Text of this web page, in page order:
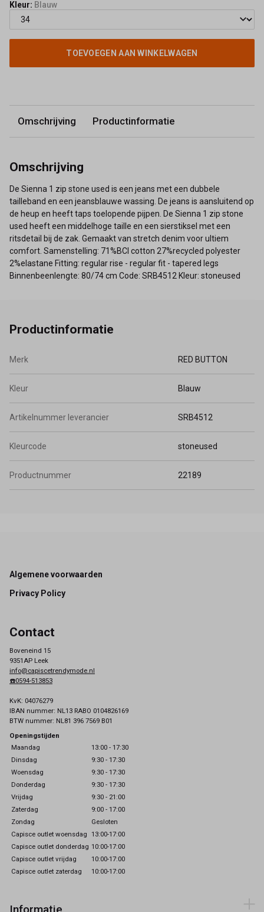
Kleur: Blauw
TOEVOEGEN AAN WINKELWAGEN
Omschrijving Productinformatie
Omschrijving
De Sienna 1 zip stone used is een jeans met een dubbele
tailleband en een jeansblauwe wassing. De jeans is aansluitend op
de heup en heeft taps toelopende pijpen. De Sienna 1 zip stone
used heeft een middelhoge taille en een sierstiksel met een
ritsdetail bij de zak. Gemaakt van stretch denim voor ultiem
comfort. Samenstelling: 71%BCI cotton 27%recycled polyester
2%elastane Fitting: regular rise - regular fit - tapered legs
Binnenbeenlengte: 80/74 cm Code: SRB4512 Kleur: stoneused
Productinformatie
Merk RED BUTTON
Kleur Blauw
Artikelnummer leverancier SRB4512
Kleurcode stoneused
Productnummer 22189
Footer
Algemene voorwaarden
Privacy Policy
Contact
Boveneind 15
9351AP Leek
info@capiscetrendymode.nl
☎️0594-513853
KvK: 04076279
IBAN nummer: NL13 RABO 0104826169
BTW nummer: NL81 396 7569 B01
Openingstijden
Maandag
13:00 - 17:30
Dinsdag
9:30 - 17:30
Woensdag
9:30 - 17:30
Donderdag
9:30 - 17:30
Vrijdag
9:30 - 21:00
Zaterdag
9:00 - 17:00
Zondag
Gesloten
Capisce outlet woensdag 13:00-17:00
Capisce outlet donderdag 10:00-17:00
Capisce outlet vrijdag
10:00-17:00
Capisce outlet zaterdag
10:00-17:00